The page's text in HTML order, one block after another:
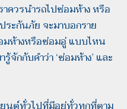
ควรนำรถไปซ่อมห้าง หรือ
ระกันภัย จะมาบอกราย
มห้างหรือซ่อมอู่ แบบไหน
จักกับคำว่า ‘ซ่อมห้าง’ และ